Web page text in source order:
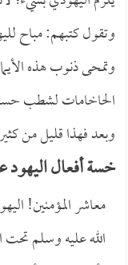
وتقول كتبهم: مباح
وتمحى ذنوب هذه
الحاخامات لشطب
وبعد فهذا قليل من
خسة أفعال اليهود
معاشر المؤمنين!
الله عليه وسلم تحت